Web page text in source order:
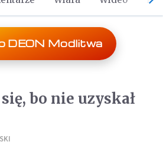
DEON Modlitwa
bo nie uzyskał